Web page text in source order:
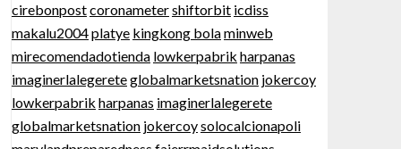
cirebonpostcoronametershiftorbit icdiss
makalu2004platye kingkong bolaminweb
mirecomendadotienda lowkerpabrik harpanas
imaginerlalegereteglobalmarketsnation jokercoy
lowkerpabrik harpanas imaginerlalegerete
globalmarketsnation jokercoysolocalcionapoli